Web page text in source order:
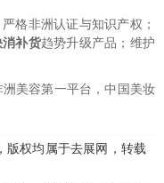
格非洲认证与知识产权；
补货趋势升级产品；维护
洲美容第一平台，中国美妆
版权均属于去展网，转载